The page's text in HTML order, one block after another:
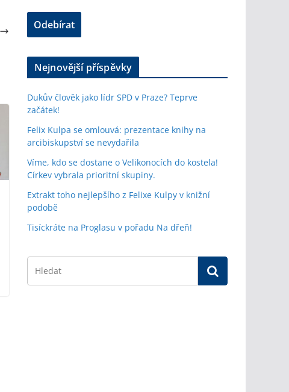
Nejnovější příspěvky
Dukův člověk jako lídr SPD v Praze? Teprve
začátek!
Felix Kulpa se omlouvá: prezentace knihy na
arcibiskupství se nevydařila
Víme, kdo se dostane o Velikonocích do kostela!
Církev vybrala prioritní skupiny.
Extrakt toho nejlepšího z Felixe Kulpy v knižní
podobě
Tisíckráte na Proglasu v pořadu Na dřeň!